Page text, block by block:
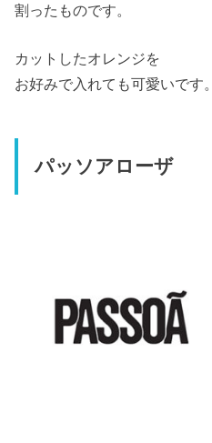
割ったものです。
カットしたオレンジを
お好みで入れても可愛いです。
パッソアローザ